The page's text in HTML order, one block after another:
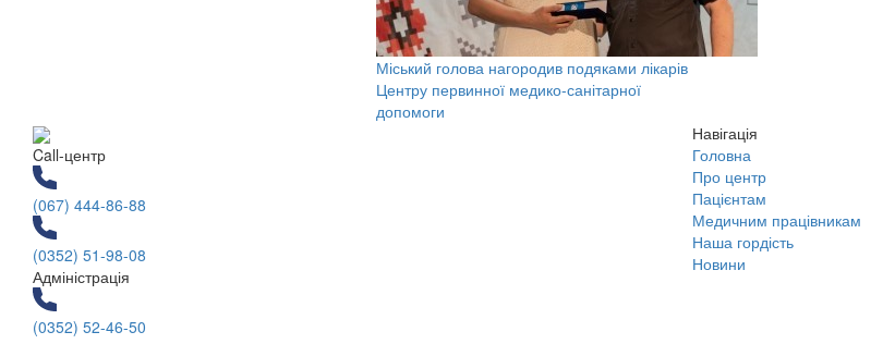
Міський голова нагородив подяками лікарів
Центру первинної медико-санітарної
допомоги
Call-центр
(067) 444-86-88
(0352) 51-98-08
Адміністрація
(0352) 52-46-50
Навігація
Головна
Про центр
Пацієнтам
Медичним працівникам
Наша гордість
Новини